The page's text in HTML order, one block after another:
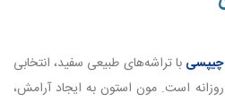
چیپسی با تراشه‌های طبیعی سفید، انتخابی
است. مون استون به ایجاد آرامش،